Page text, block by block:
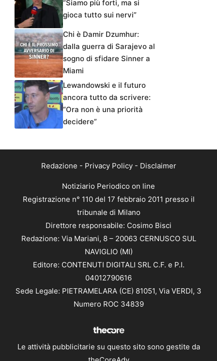
“Siamo più forti, ma si
gioca tutto sui nervi”
Chi è Damir Dzumhur:
dalla guerra di Sarajevo al
sogno di sfidare Sinner a
Miami
Lewandowski e il futuro
ancora tutto da scrivere:
“Ora non è una priorità
decidere”
Redazione - Privacy Policy- Disclaimer
Notiziario Periodico on line
Registrazione n° 110 del 17 febbraio 2011 presso il
tribunale di Milano
Direttore responsabile: Cosimo Bisci
Redazione: Via Mariani, 8 – 20063 CERNUSCO SUL
NAVIGLIO (MI)
Editore: CONTENUTI DIGITALI SRL C.F. e P.I.
04012790616
Sede Legale: PIETRAMELARA (CE) 81051, Via VERDI, 3
Numero ROC 34839
Le attività pubblicitarie su questo sito sono gestite da